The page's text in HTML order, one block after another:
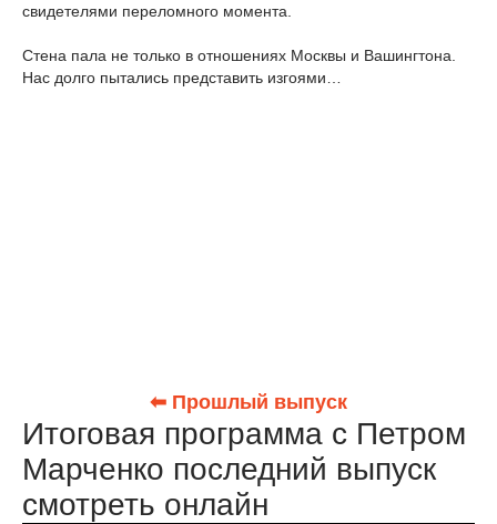
свидетелями переломного момента.
Стена пала не только в отношениях Москвы и Вашингтона.
Нас долго пытались представить изгоями…
⬅ Прошлый выпуск
Итоговая программа с Петром
Марченко последний выпуск
смотреть онлайн